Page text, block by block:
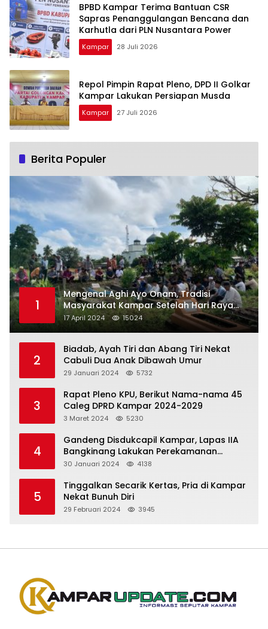
BPBD Kampar Terima Bantuan CSR
Sapras Penanggulangan Bencana dan
Karhutla dari PLN Nusantara Power
Kampar 28 Juli 2026
Repol Pimpin Rapat Pleno, DPD II Golkar
Kampar Lakukan Persiapan Musda
Kampar 27 Juli 2026
Berita Populer
1
Mengenal Aghi Ayo Onam, Tradisi
Masyarakat Kampar Setelah Hari Raya
Idul Fitri
17 April 2024 15024
2
Biadab, Ayah Tiri dan Abang Tiri Nekat
Cabuli Dua Anak Dibawah Umur
29 Januari 2024 5732
3
Rapat Pleno KPU, Berikut Nama-nama 45
3 Maret 2024 5230
4
Gandeng Disdukcapil Kampar, Lapas IIA
Bangkinang Lakukan Perekamanan
Kependudukan WBP
30 Januari 2024 4138
5
Tinggalkan Secarik Kertas, Pria di Kampar
Nekat Bunuh Diri
29 Februari 2024 3945